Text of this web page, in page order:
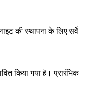
की स्थापना के लिए सर्वे
किया गया है। प्रारंभिक